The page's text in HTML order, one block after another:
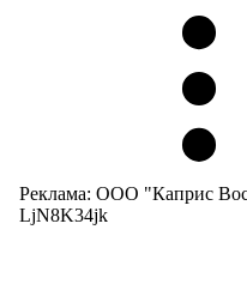
Реклама: ООО "Каприс
LjN8K34jk